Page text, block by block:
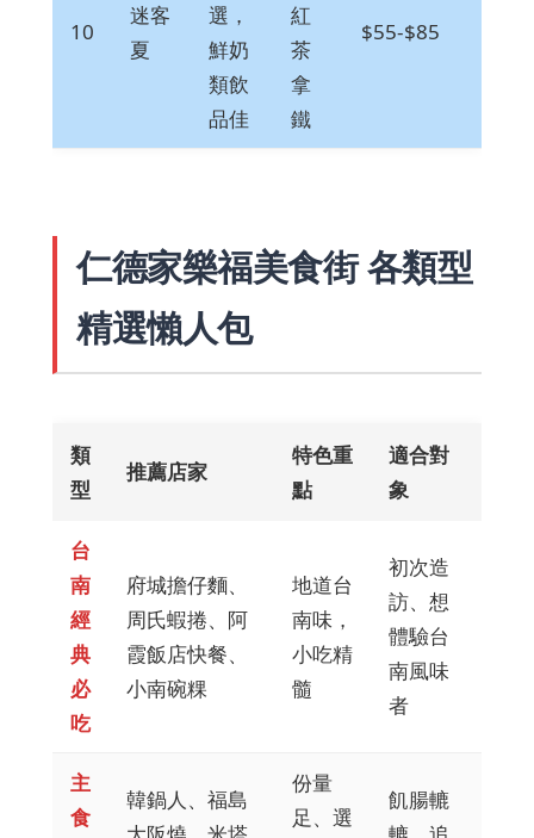
10
迷客
夏
選，
鮮奶
類飲
品佳
紅
茶
拿
鐵
$55-$85
仁德家樂福美食街 各類型
精選懶人包
類
型
推薦店家
特色重
點
適合對
象
台
南
經
典
必
吃
府城擔仔麵、
周氏蝦捲、阿
霞飯店快餐、
小南碗粿
地道台
南味，
小吃精
髓
初次造
訪、想
體驗台
南風味
者
主
食
韓鍋人、福島
份量
足、選
飢腸轆